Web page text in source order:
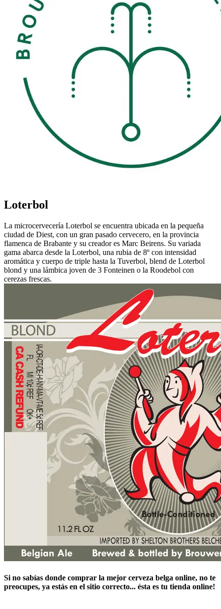
Loterbol
La microcervecería Loterbol se encuentra ubicada en la pequeña
ciudad de Diest, con un gran pasado cervecero, en la provincia
flamenca de Brabante y su creador es Marc Beirens. Su variada
gama abarca desde la Loterbol, una rubia de 8º con intensidad
aromática y cuerpo de triple hasta la Tuverbol, blend de Loterbol
blond y una lámbica joven de 3 Fonteinen o la Roodebol con
cerezas frescas.
Si no sabías ​ donde comprar la mejor cerveza belga online​, no te
preocupes, ya estás en el sitio correcto... ésta es tu tienda online!